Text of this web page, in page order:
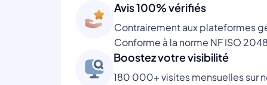
Avis 100% vérifiés
Contrairement aux plateformes
Conforme à la norme NF ISO
Boostez votre visibilité
180 000+ visites mensuelles sur